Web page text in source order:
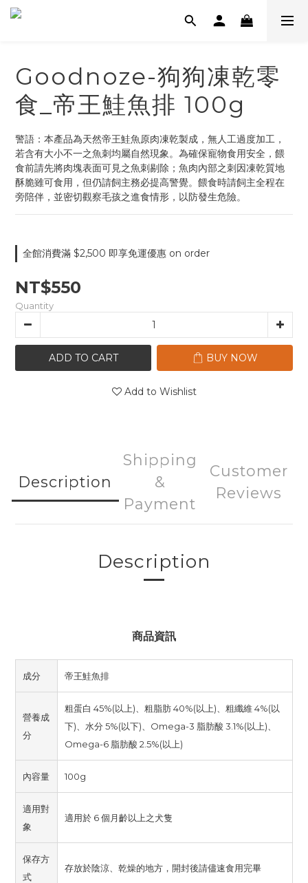
Goodnoze-狗狗凍乾零
食_帝王鮭魚排 100g
警語：本產品為天然帝王鮭魚原肉凍乾製成，無人工過度加工，
若含有大小不一之魚刺均屬自然現象。為確保寵物食用安全，餵
食前請先將肉塊表面可見之魚刺剔除；魚肉內部之刺因凍乾質地
酥脆雖可食用，但仍請飼主務必提高警覺。餵食時請飼主全程在
旁陪伴，並密切觀察毛孩之進食情形，以防發生危險。
全館消費滿 $2,500 即享免運優惠 on order
NT$550
Quantity
ADD TO CART BUY NOW
Add to Wishlist
Description
Shipping
&
Payment
Customer
Reviews
Description
商品資訊
成分 帝王鮭魚排
營養成
分
粗蛋白 45%(以上)、粗脂肪 40%(以上)、粗纖維 4%(以
下)、水分 5%(以下)、Omega-3 脂肪酸 3.1%(以上)、
Omega-6 脂肪酸 2.5%(以上)
內容量 100g
適用對
象
適用於 6 個月齡以上之犬隻
保存方
式
存放於陰涼、乾燥的地方，開封後請儘速食用完畢